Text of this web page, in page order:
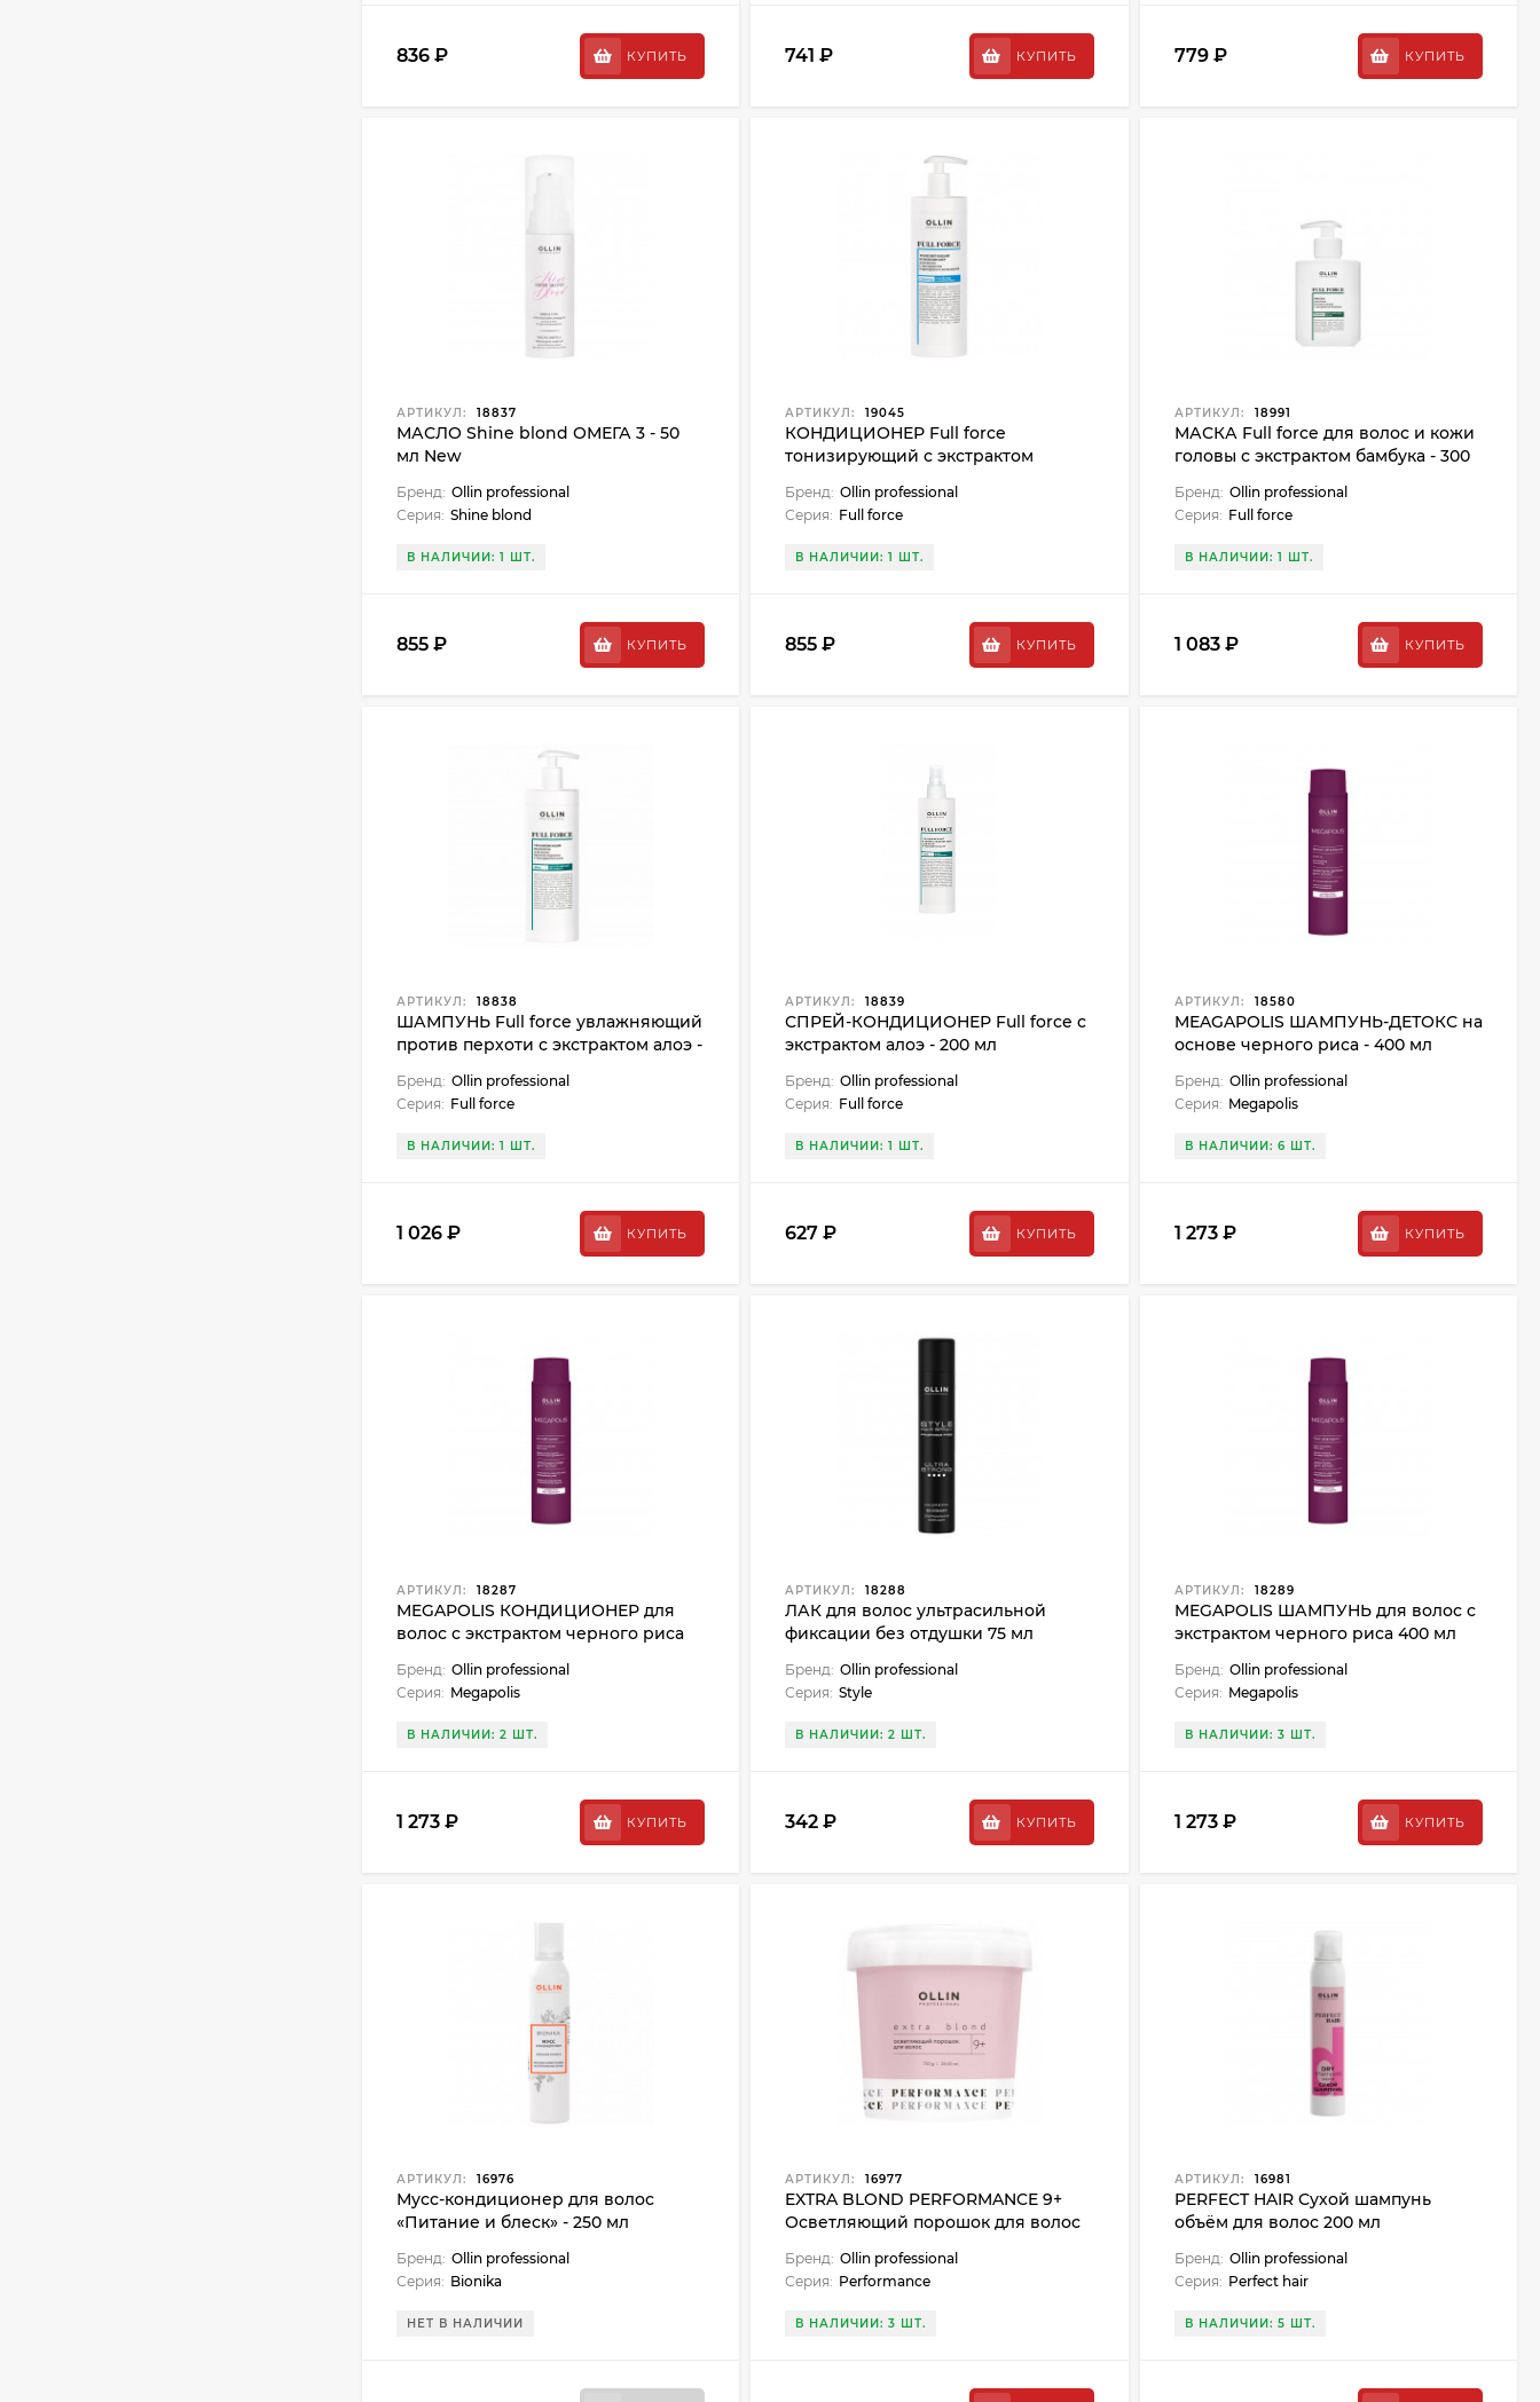
836 ₽ КУПИТЬ 741 ₽ КУПИТЬ 779 ₽ КУПИТЬ
АРТИКУЛ: 18837
МАСЛО Shine blond ОМЕГА 3 - 50
мл New
Бренд: Ollin professional
Серия: Shine blond
В НАЛИЧИИ: 1 ШТ.
855 ₽ КУПИТЬ
АРТИКУЛ: 19045
КОНДИЦИОНЕР Full force
тонизирующий с экстрактом
Бренд: Ollin professional
Серия: Full force
В НАЛИЧИИ: 1 ШТ.
855 ₽ КУПИТЬ
АРТИКУЛ: 18991
МАСКА Full force для волос и кожи
головы с экстрактом бамбука - 300
Бренд: Ollin professional
Серия: Full force
В НАЛИЧИИ: 1 ШТ.
1 083 ₽ КУПИТЬ
АРТИКУЛ: 18838
ШАМПУНЬ Full force увлажняющий
против перхоти с экстрактом алоэ -
Бренд: Ollin professional
Серия: Full force
В НАЛИЧИИ: 1 ШТ.
1 026 ₽ КУПИТЬ
АРТИКУЛ: 18839
СПРЕЙ-КОНДИЦИОНЕР Full force с
экстрактом алоэ - 200 мл
Бренд: Ollin professional
Серия: Full force
В НАЛИЧИИ: 1 ШТ.
627 ₽ КУПИТЬ
АРТИКУЛ: 18580
MEAGAPOLIS ШАМПУНЬ-ДЕТОКС на
основе черного риса - 400 мл
Бренд: Ollin professional
Серия: Megapolis
В НАЛИЧИИ: 6 ШТ.
1 273 ₽ КУПИТЬ
АРТИКУЛ: 18287
MEGAPOLIS КОНДИЦИОНЕР для
волос с экстрактом черного риса
Бренд: Ollin professional
Серия: Megapolis
В НАЛИЧИИ: 2 ШТ.
1 273 ₽ КУПИТЬ
АРТИКУЛ: 18288
ЛАК для волос ультрасильной
фиксации без отдушки 75 мл
Бренд: Ollin professional
Серия: Style
В НАЛИЧИИ: 2 ШТ.
342 ₽ КУПИТЬ
АРТИКУЛ: 18289
MEGAPOLIS ШАМПУНЬ для волос с
экстрактом черного риса 400 мл
Бренд: Ollin professional
Серия: Megapolis
В НАЛИЧИИ: 3 ШТ.
1 273 ₽ КУПИТЬ
АРТИКУЛ: 16976
Мусс-кондиционер для волос
«Питание и блеск» - 250 мл
Бренд: Ollin professional
Серия: Bionika
НЕТ В НАЛИЧИИ
АРТИКУЛ: 16977
EXTRA BLOND PERFORMANCE 9+
Осветляющий порошок для волос
Бренд: Ollin professional
Серия: Performance
В НАЛИЧИИ: 3 ШТ.
АРТИКУЛ: 16981
PERFECT HAIR Сухой шампунь
объём для волос 200 мл
Бренд: Ollin professional
Серия: Perfect hair
В НАЛИЧИИ: 5 ШТ.